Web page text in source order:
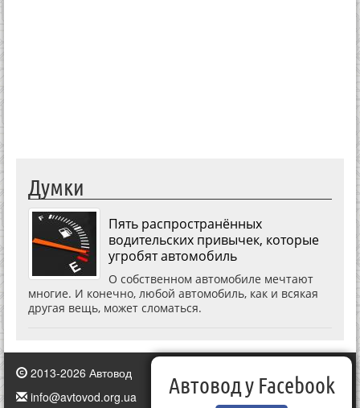
Думки
Пять распространённых
водительских привычек, которые
угробят автомобиль
О собственном автомобиле мечтают
многие. И конечно, любой автомобиль, как и всякая
другая вещь, может сломаться.
2013-2026 Автовод
info@avtovod.org.ua
Автовод у Facebook